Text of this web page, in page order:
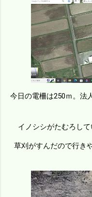
今日の電柵は250ｍ。法
イノシシがたむろし
草刈がすんだので行き